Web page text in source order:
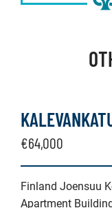
€64,000
Finland Joensuu
Apartment